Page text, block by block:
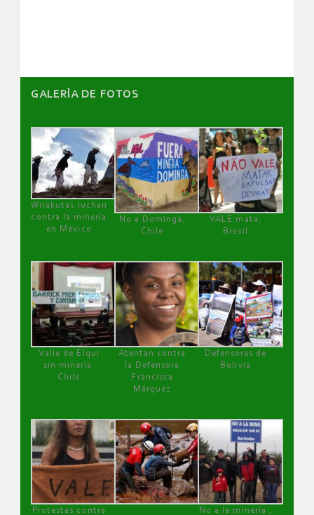
GALERÌA DE FOTOS
Wirakutas luchan
contra la minería
en México
No a Dominga,
Chile
VALE mata,
Brasil
Valle de Elqui
sin minería.
Chile
Atentan contra
la Defensora
Francisca
Márquez
Defensoras de
Bolivia
Protestas contra
No a la minería ,